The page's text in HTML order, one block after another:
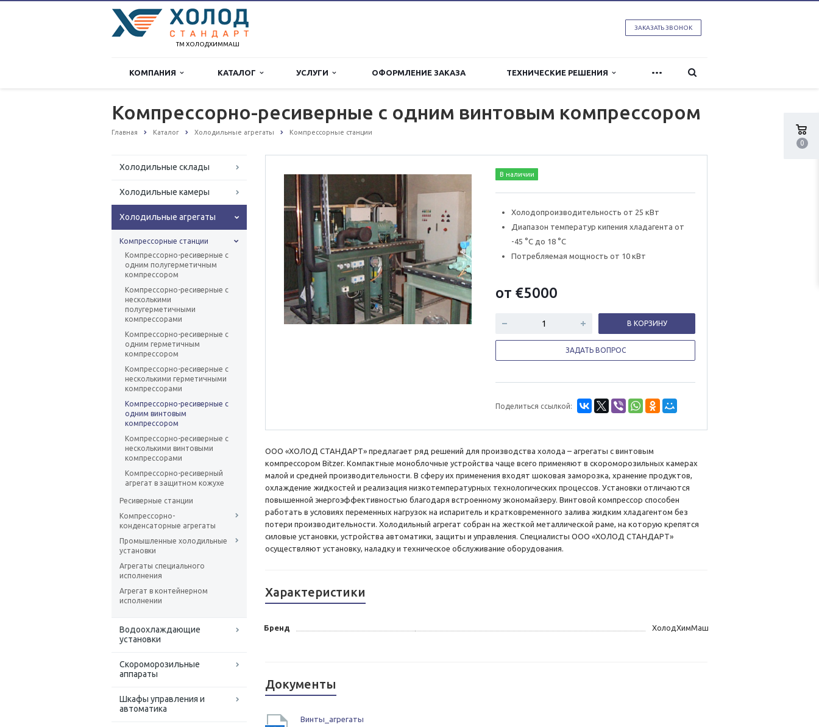
0
ТМ ХОЛОДХИММАШ
ЗАКАЗАТЬ ЗВОНОК
КОМПАНИЯ КАТАЛОГ УСЛУГИ ОФОРМЛЕНИЕ ЗАКАЗА ТЕХНИЧЕСКИЕ РЕШЕНИЯ ...
Компрессорно-ресиверные с одним винтовым компрессором
Главная Каталог Холодильные агрегаты Компрессорные станции
Холодильные склады
Холодильные камеры
Холодильные агрегаты
Компрессорные станции
Компрессорно-ресиверные с
одним полугерметичным
компрессором
Компрессорно-ресиверные с
несколькими
полугерметичными
компрессорами
Компрессорно-ресиверные с
одним герметичным
компрессором
Компрессорно-ресиверные с
несколькими герметичными
компрессорами
Компрессорно-ресиверные с
одним винтовым
компрессором
Компрессорно-ресиверные с
несколькими винтовыми
компрессорами
Компрессорно-ресиверный
агрегат в защитном кожухе
Ресиверные станции
Компрессорно-
конденсаторные агрегаты
Промышленные холодильные
установки
Агрегаты специального
исполнения
Агрегат в контейнерном
исполнении
Водоохлаждающие
установки
Скороморозильные
аппараты
Шкафы управления и
автоматика
В наличии
Холодопроизводительность от 25 кВт
Диапазон температур кипения хладагента от
-45 °C до 18 °C
Потребляемая мощность от 10 кВт
от €5000
В КОРЗИНУ
ЗАДАТЬ ВОПРОС
Поделиться ссылкой:
ООО «ХОЛОД СТАНДАРТ» предлагает ряд решений для производства холода – агрегаты с винтовым
компрессором Bitzer. Компактные моноблочные устройства чаще всего применяют в скороморозильных камерах
малой и средней производительности. В сферу их применения входят шоковая заморозка, хранение продуктов,
охлаждение жидкостей и реализация низкотемпературных технологических процессов. Установки отличаются
повышенной энергоэффективностью благодаря встроенному экономайзеру. Винтовой компрессор способен
работать в условиях переменных нагрузок на испаритель и кратковременного залива жидким хладагентом без
потери производительности. Холодильный агрегат собран на жесткой металлической раме, на которую крепятся
силовые установки, устройства автоматики, защиты и управления. Специалисты ООО «ХОЛОД СТАНДАРТ»
осуществляют установку, наладку и техническое обслуживание оборудования.
Характеристики
Бренд ХолодХимМаш
Документы
Винты_агрегаты